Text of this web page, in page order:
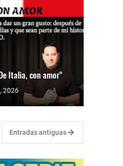
Italia, con amor"
2026
Entradas antiguas